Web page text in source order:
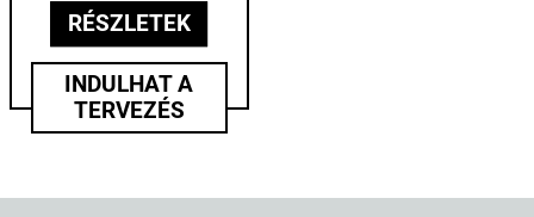
RÉSZLETEK
INDULHAT A
TERVEZÉS